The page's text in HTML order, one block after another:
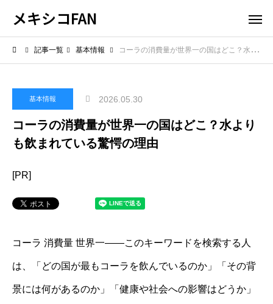
メキシコFAN
記事一覧 基本情報 コーラの消費量が世界一の国はどこ？水よりも飲まれている驚愕の理由
基本情報 2026.05.30
コーラの消費量が世界一の国はどこ？水より
も飲まれている驚愕の理由
[PR]
コーラ 消費量 世界一――このキーワードを検索する人
は、「どの国が最もコーラを飲んでいるのか」「その背
景には何があるのか」「健康や社会への影響はどうか」